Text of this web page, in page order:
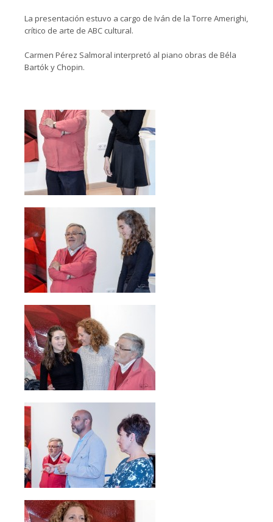
La presentación estuvo a cargo de Iván de la Torre Amerighi,
crítico de arte de ABC cultural.
Carmen Pérez Salmoral interpretó al piano obras de Béla
Bartók y Chopin.